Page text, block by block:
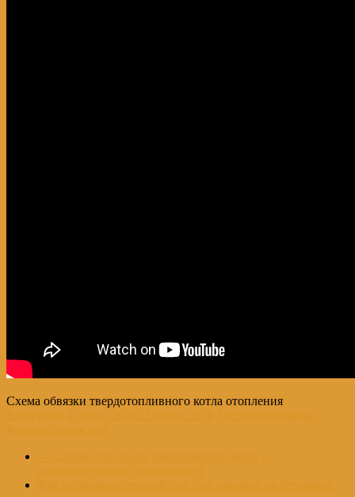
Схема обвязки твердотопливного котла отопления